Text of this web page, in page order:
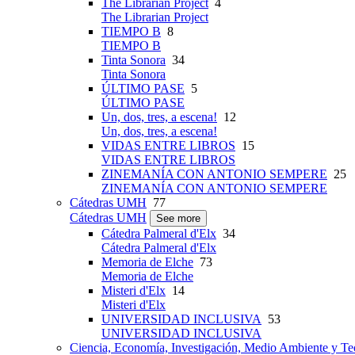
The Librarian Project 4
The Librarian Project
TIEMPO B 8
TIEMPO B
Tinta Sonora 34
Tinta Sonora
ÚLTIMO PASE 5
ÚLTIMO PASE
Un, dos, tres, a escena! 12
Un, dos, tres, a escena!
VIDAS ENTRE LIBROS 15
VIDAS ENTRE LIBROS
ZINEMANÍA CON ANTONIO SEMPERE 25
ZINEMANÍA CON ANTONIO SEMPERE
Cátedras UMH 77
Cátedras UMH
See more
Cátedra Palmeral d'Elx 34
Cátedra Palmeral d'Elx
Memoria de Elche 73
Memoria de Elche
Misteri d'Elx 14
Misteri d'Elx
UNIVERSIDAD INCLUSIVA
53
UNIVERSIDAD INCLUSIVA
Ciencia, Economía, Investigación, Medio Ambiente y